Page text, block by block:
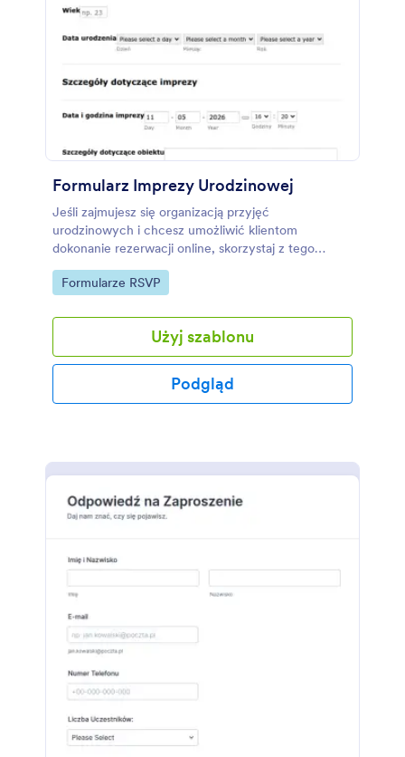
Formularz Imprezy Urodzinowej
Jeśli zajmujesz się organizacją przyjęć
urodzinowych i chcesz umożliwić klientom
dokonanie rezerwacji online, skorzystaj z tego
szablonu. Ten formularz zawiera pola zbierające
imię, nazwisko, adres e-mail, wiek, datę urodzenia,
terenie którego odbędzie się wydarzenie, RSVP oraz
specjalne życzenia. Stworzenie listy gości przy
pomocy formularza pozwoli Ci przygotować
przyjęcie dla konkretnej liczby osób.
Go to Category:
Formularze RSVP
Użyj szablonu
Podgląd